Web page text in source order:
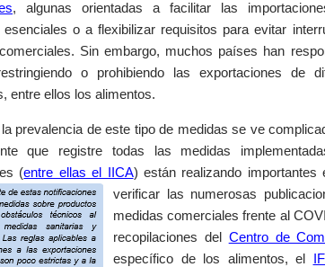
, algunas orientadas a facilitar las
esenciales o a flexibilizar requisitos para evitar
Sin embargo, muchos países han
o prohibiendo las exportaciones de
entre ellos los alimentos.
prevalencia de este tipo de medidas se ve
que registre todas las medidas
(entre ellas el IICA) están realizando
verificar las numerosas
medidas comerciales frente al
recopilaciones del Centro de
específico de los alimentos, el